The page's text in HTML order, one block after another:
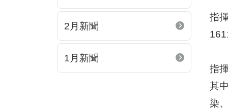
2月新聞
1月新聞
指
指
其
染